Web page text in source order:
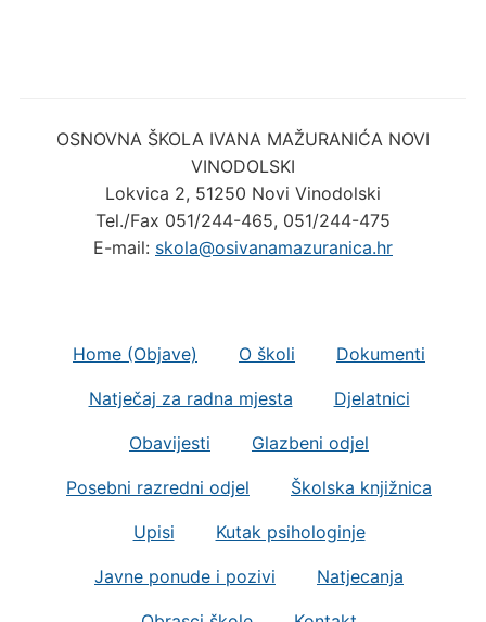
OSNOVNA ŠKOLA IVANA MAŽURANIĆA NOVI
VINODOLSKI
Lokvica 2, 51250 Novi Vinodolski
Tel./Fax 051/244-465, 051/244-475
E-mail: skola@osivanamazuranica.hr
Home (Objave) O školi Dokumenti
Natječaj za radna mjesta Djelatnici
Obavijesti Glazbeni odjel
Posebni razredni odjel Školska knjižnica
Upisi Kutak psihologinje
Javne ponude i pozivi Natjecanja